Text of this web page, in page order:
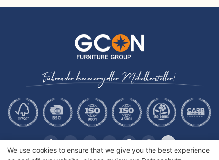
CIS-25-L - GCON
Führender kommerzieller Möbelhersteller!
We use cookies to ensure that we give you the best experience